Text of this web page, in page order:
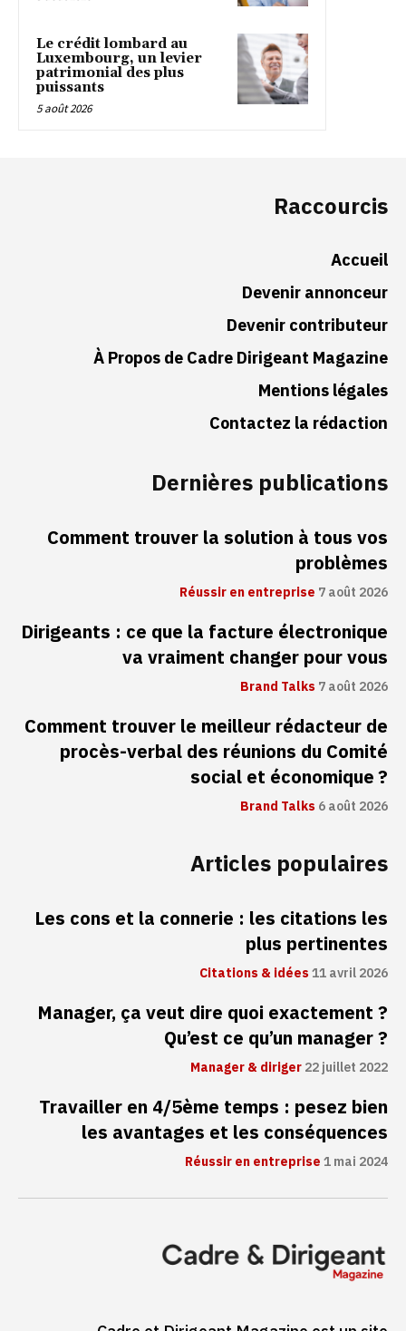
Le crédit lombard au
Luxembourg, un levier
patrimonial des plus
puissants
5 août 2026
Raccourcis
Accueil
Devenir annonceur
Devenir contributeur
À Propos de Cadre Dirigeant Magazine
Mentions légales
Contactez la rédaction
Dernières publications
Comment trouver la solution à tous vos
problèmes
Réussir en entreprise 7 août 2026
Dirigeants : ce que la facture électronique
va vraiment changer pour vous
Brand Talks7 août 2026
Comment trouver le meilleur rédacteur de
procès-verbal des réunions du Comité
social et économique ?
Brand Talks6 août 2026
Articles populaires
Les cons et la connerie : les citations les
plus pertinentes
Citations & idées11 avril 2026
Manager, ça veut dire quoi exactement ?
Qu’est ce qu’un manager ?
Manager & diriger22 juillet 2022
Travailler en 4/5ème temps : pesez bien
les avantages et les conséquences
Réussir en entreprise1 mai 2024